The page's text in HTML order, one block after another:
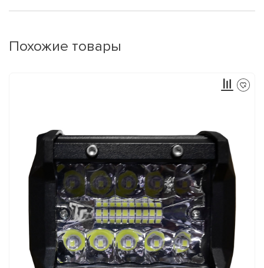
Похожие товары